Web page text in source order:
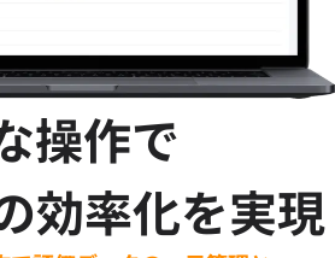
操作で
効率化を実現